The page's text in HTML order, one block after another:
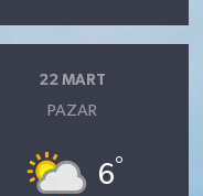
22 MART
PAZAR
6°